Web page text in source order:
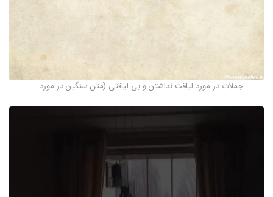
جملات در مورد لیاقت نداشتن و بی لیاقتی (متن سنگین در مورد ...